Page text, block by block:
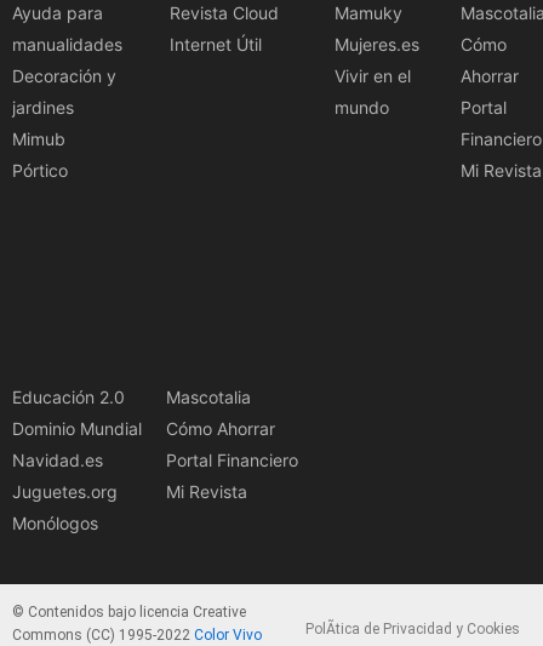
Ayuda para
manualidades
Decoración y
jardines
Mimub
Pórtico
Revista Cloud
Internet Útil
Mamuky
Mujeres.es
Vivir en el
mundo
Cómo
Ahorrar
Portal
Financiero
Mi Revista
Educación 2.0
Dominio Mundial
Navidad.es
Juguetes.org
Monólogos
Mascotalia
Cómo Ahorrar
Portal Financiero
Mi Revista
© Contenidos bajo licencia Creative
Commons (CC) 1995-2022 Color Vivo
PolÃ­tica de Privacidad y Cookies